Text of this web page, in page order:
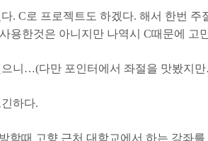
. C로 프로젝트도 하겠다. 해서 한번 주
용한것은 아니지만 나역시 C때문에 고
으니…(다만 포인터에서 좌절을 맛봤지
하다.
학때 고향 근처 대학교에서 하는 강좌